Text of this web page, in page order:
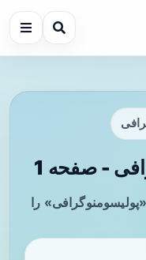
- صفحه 1
را